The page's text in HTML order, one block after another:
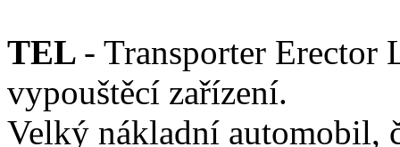
TEL - Transporter Erector
vypouštěcí zařízení.
Velký nákladní automobil,